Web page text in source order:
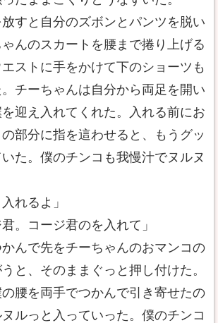
すと自分のズボンとパンツを脱い
んのスカートを腰まで捲り上げる
ストに手をかけて下のショーツも
チーちゃんは自分から両足を開い
迎え入れてくれた。入れる前にお
部分に指を這わせると、もうグッ
た。僕のチンコも我慢汁でヌルヌ
れるよ」
。コージ君のを入れて」
んで先をチーちゃんのおマンコの
と、そのままぐっと押し付けた。
腰を両手でつかんで引き寄せたの
ルっと入っていった。僕のチンコ